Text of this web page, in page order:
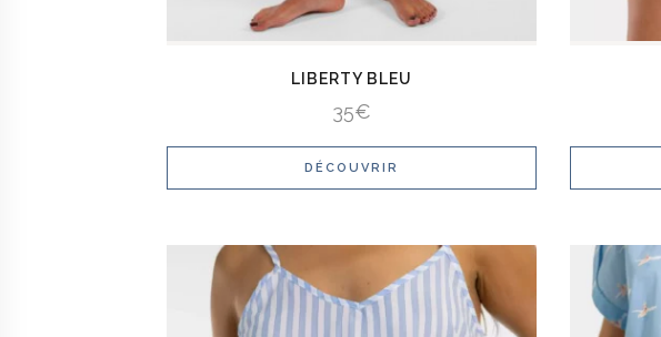
LIBERTY BLEU
35€
DÉCOUVRIR